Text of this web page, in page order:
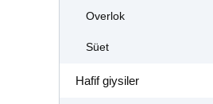
Overlok
Süet
Hafif giysiler